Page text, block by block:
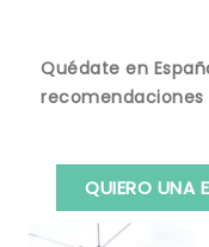
Quédate en
recomendaciones
QUIERO UNA